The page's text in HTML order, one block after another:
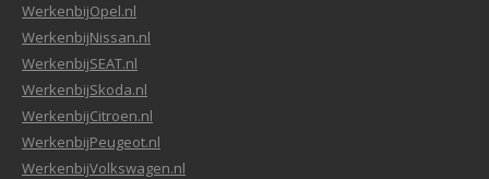
WerkenbijOpel.nl
WerkenbijNissan.nl
WerkenbijSEAT.nl
WerkenbijSkoda.nl
WerkenbijCitroen.nl
WerkenbijPeugeot.nl
WerkenbijVolkswagen.nl